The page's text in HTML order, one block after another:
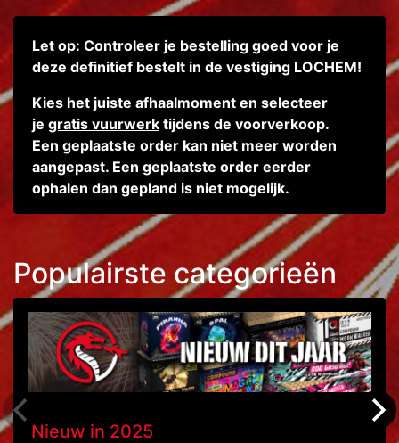
Let op: Controleer je bestelling goed voor je
deze definitief bestelt in de vestiging LOCHEM!
Kies het juiste afhaalmoment en selecteer
je gratis vuurwerk tijdens de voorverkoop.
Een geplaatste order kan niet meer worden
aangepast. Een geplaatste order eerder
ophalen dan gepland is niet mogelijk.
Populairste categorieën
Nieuw in 2025